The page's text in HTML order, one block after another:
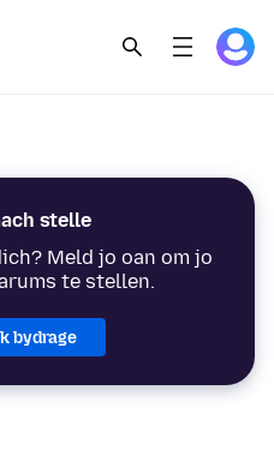
stelle
Meld jo oan om jo
te stellen.
bydrage